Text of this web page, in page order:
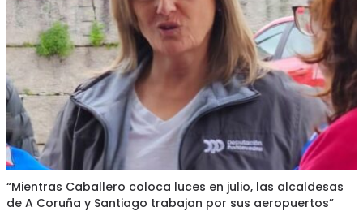
“Mientras Caballero coloca luces en julio, las alcaldesas
de A Coruña y Santiago trabajan por sus aeropuertos”